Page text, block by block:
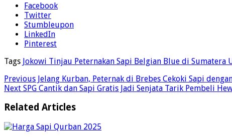
Facebook
Twitter
Stumbleupon
LinkedIn
Pinterest
Tags Jokowi Tinjau Peternakan Sapi Belgian Blue di Sumatera
Previous Jelang Kurban, Peternak di Brebes Cekoki Sapi
Next SPG Cantik dan Sapi Gratis Jadi Senjata Tarik Pembeli
Related Articles